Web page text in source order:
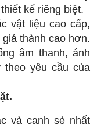
kế riêng biệt.
vật liệu cao cấp,
thành cao hơn.
âm thanh, ánh
yêu cầu của
và cạnh sẻ nhất